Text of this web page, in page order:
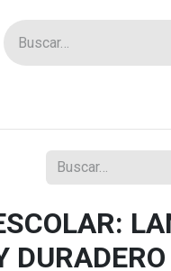
DURADERO